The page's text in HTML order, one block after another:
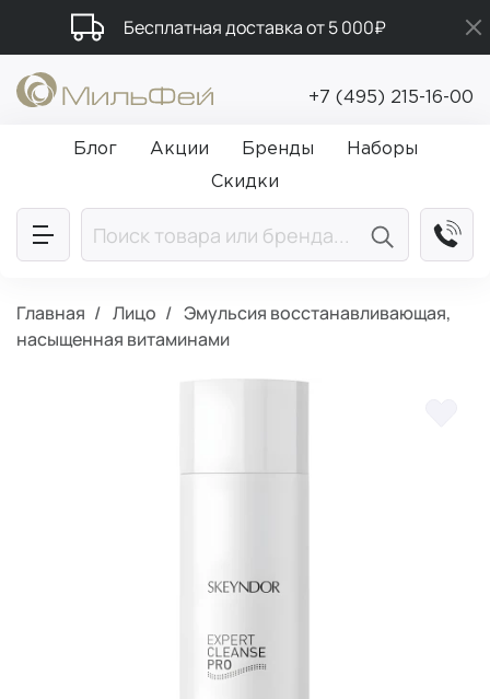
Бесплатная доставка от 5 000₽
Промокод ПРИВЕТ
Подарки в каждый заказ от 5 000₽
+7 (495) 215-16-00
Блог Акции Бренды
Наборы
Скидки
Главная Лицо
Эмульсия восстанавливающая,
насыщенная витаминами